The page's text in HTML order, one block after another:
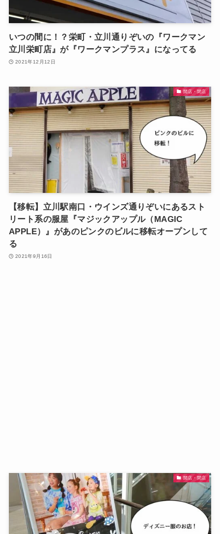
いつの間に！？栄町・立川通りぞいの『ワークマン
立川栄町店』が『ワークマンプラス』になってる
2021年12月12日
開店・閉店
【移転】立川駅南口・ウインズ通りぞいにあるスト
リート系の服屋『マジックアップル（MAGIC
APPLE）』があのピンクのビルに移転オープンして
る
2021年9月16日
開店・閉店